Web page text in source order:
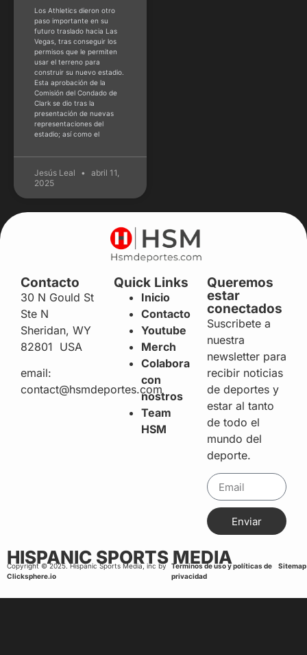
Los Athletics dieron otro
paso importante en su
futuro traslado hacia Las
Vegas, tras conseguir los
permisos que le permiten
usar el terreno para
construir su nuevo estadio.
Esta aprobación de la
Comisión del Condado de
Clark se dio tras la
presentación de nuevas
representaciones del
estadio; así como el
Jesús Leal
abril 11,
2025
Contacto
30 N Gould St
Ste N
Sheridan, WY
82801 USA
email:
contact@hsmdeportes.com
Quick Links
Inicio
Contacto
Youtube
Merch
Colabora
con
nostros
Team
HSM
Queremos
estar
conectados
Suscribete a
nuestra
newsletter para
recibir noticias
de deportes y
estar al tanto
de todo el
mundo del
deporte.
Enviar
HISPANIC SPORTS MEDIA
Copyright © 2025. Hispanic Sports Media, inc by
Clicksphere.io
Terminos de uso y políticas de
privacidad
Sitemap